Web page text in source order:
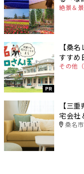
絶景＆
PR
【桑
すすめ
その他
【三
宅会社
桑名市